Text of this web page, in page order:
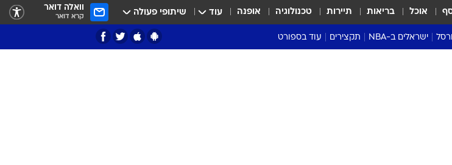
אוכל בריאות תיירות טכנולוגיה אופנה עוד שיתופי פעולה וואלה דואר
קרא דואר
ישראלים ב-NBA תקצירים עוד בספורט